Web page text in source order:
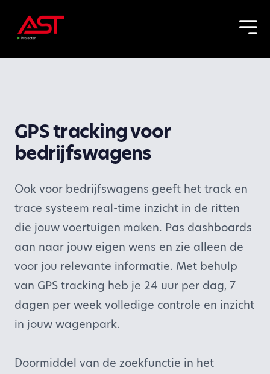
GPS tracking voor
bedrijfswagens
Ook voor bedrijfswagens geeft het track en
trace systeem real-time inzicht in de ritten
die jouw voertuigen maken. Pas dashboards
aan naar jouw eigen wens en zie alleen de
voor jou relevante informatie. Met behulp
van GPS tracking heb je 24 uur per dag, 7
dagen per week volledige controle en inzicht
in jouw wagenpark.
Doormiddel van de zoekfunctie in het